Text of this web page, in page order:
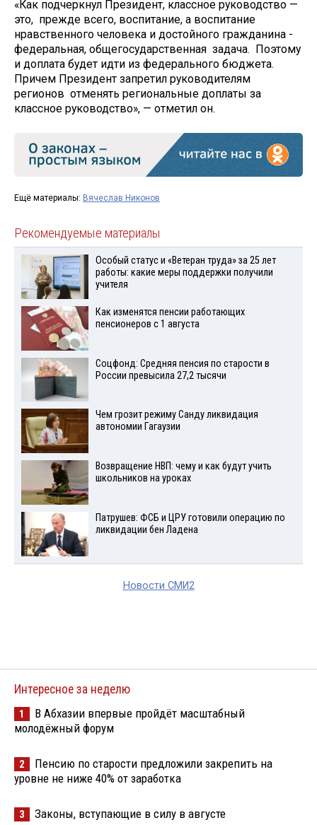
«Как подчеркнул Президент, классное руководство —
это, прежде всего, воспитание, а воспитание
нравственного человека и достойного гражданина -
федеральная, общегосударственная задача. Поэтому
и доплата будет идти из федерального бюджета.
Причем Президент запретил руководителям
регионов отменять региональные доплаты за
классное руководство», — отметил он.
Ещё материалы: Вячеслав Никонов
Рекомендуемые материалы
Особый статус и «Ветеран труда» за 25 лет
работы: какие меры поддержки получили
учителя
Как изменятся пенсии работающих
пенсионеров с 1 августа
Соцфонд: Средняя пенсия по старости в
России превысила 27,2 тысячи
Чем грозит режиму Санду ликвидация
автономии Гагаузии
Возвращение НВП: чему и как будут учить
школьников на уроках
Патрушев: ФСБ и ЦРУ готовили операцию по
ликвидации бен Ладена
Новости СМИ2
Интересное за неделю
1
В Абхазии впервые пройдёт масштабный
молодёжный форум
2
Пенсию по старости предложили закрепить на
уровне не ниже 40% от заработка
3 Законы, вступающие в силу в августе